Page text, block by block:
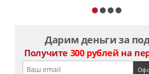
Дарим деньги за
Получите 300 рублей на